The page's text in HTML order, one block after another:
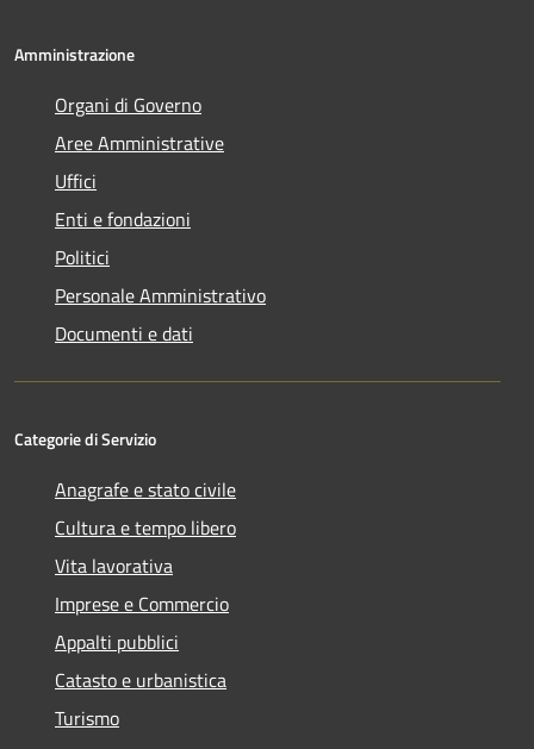
Amministrazione
Organi di Governo
Aree Amministrative
Uffici
Enti e fondazioni
Politici
Personale Amministrativo
Documenti e dati
Categorie di Servizio
Anagrafe e stato civile
Cultura e tempo libero
Vita lavorativa
Imprese e Commercio
Appalti pubblici
Catasto e urbanistica
Turismo